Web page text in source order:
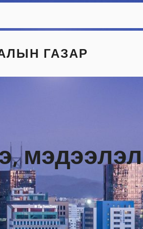
ГАЗАР
мэдээлэл